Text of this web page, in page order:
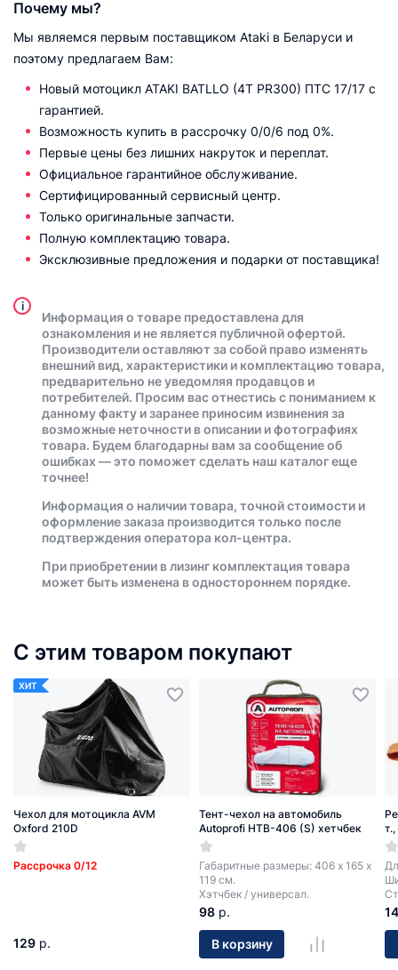
Почему мы?
Мы являемся первым поставщиком Ataki в Беларуси и
поэтому предлагаем Вам:
Новый мотоцикл ATAKI BATLLO (4T PR300) ПТС 17/17 с
гарантией.
Возможность купить в рассрочку 0/0/6 под 0%.
Первые цены без лишних накруток и переплат.
Официальное гарантийное обслуживание.
Сертифицированный сервисный центр.
Только оригинальные запчасти.
Полную комплектацию товара.
Эксклюзивные предложения и подарки от поставщика!
i
Информация о товаре предоставлена для
ознакомления и не является публичной офертой.
Производители оставляют за собой право изменять
внешний вид, характеристики и комплектацию товара,
предварительно не уведомляя продавцов и
потребителей. Просим вас отнестись с пониманием к
данному факту и заранее приносим извинения за
возможные неточности в описании и фотографиях
товара. Будем благодарны вам за сообщение об
ошибках — это поможет сделать наш каталог еще
точнее!
Информация о наличии товара, точной стоимости и
оформление заказа производится только после
подтверждения оператора кол-центра.
При приобретении в лизинг комплектация товара
может быть изменена в одностороннем порядке.
С этим товаром покупают
ХИТ
Чехол для мотоцикла AVM
Oxford 210D
Рассрочка 0/12
129 р.
Тент-чехол на автомобиль
Autoprofi HTB-406 (S) хетчбек
Габаритные размеры: 406 х 165 х
119 см.
Хэтчбек / универсал.
98 р.
В корзину
14